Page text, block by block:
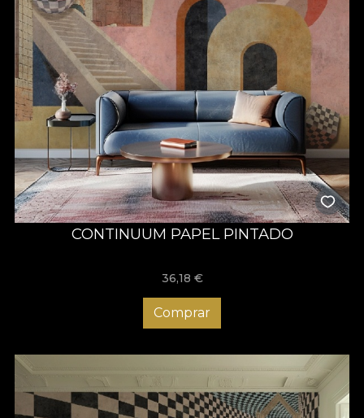
CONTINUUM PAPEL PINTADO
36,18 €
Comprar